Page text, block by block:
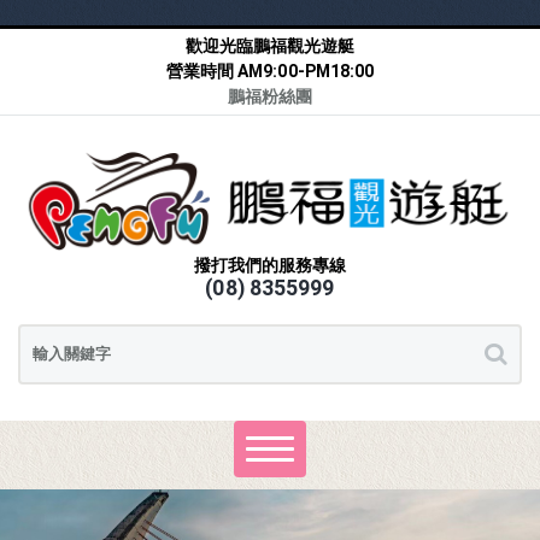
歡迎光臨鵬福觀光遊艇
營業時間 AM9:00-PM18:00
鵬福粉絲團
撥打我們的服務專線
(08) 8355999